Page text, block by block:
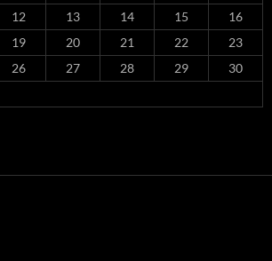
12 13 14 15
16
19 20 21 22
23
26 27 28 29
30